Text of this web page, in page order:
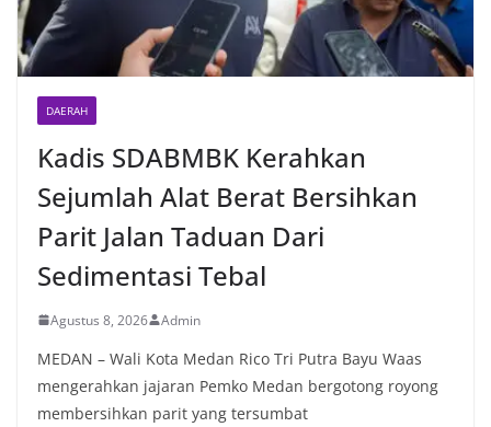
DAERAH
Kadis SDABMBK Kerahkan
Sejumlah Alat Berat Bersihkan
Parit Jalan Taduan Dari
Sedimentasi Tebal
Agustus 8, 2026 Admin
MEDAN – Wali Kota Medan Rico Tri Putra Bayu Waas
mengerahkan jajaran Pemko Medan bergotong royong
membersihkan parit yang tersumbat